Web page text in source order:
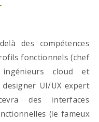
des compétences
fonctionnels (chef
cloud et
UI/UX expert
des interfaces
(le fameux